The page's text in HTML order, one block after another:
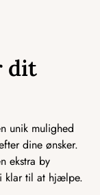
dit
unik mulighed
dine ønsker.
ekstra by
klar til at hjælpe.